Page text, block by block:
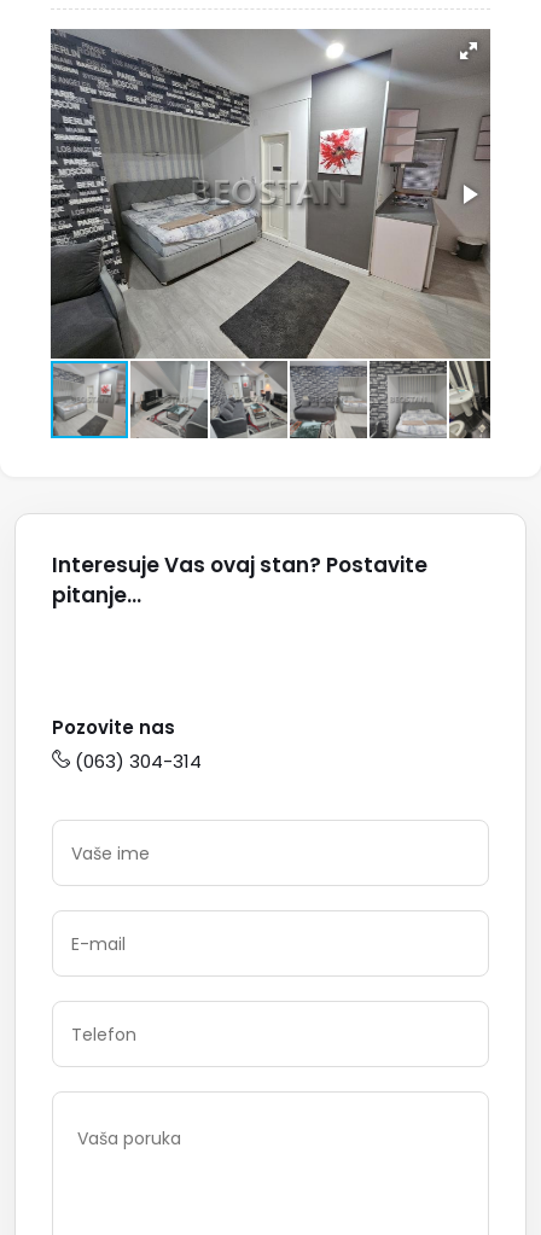
Interesuje Vas ovaj stan? Postavite
pitanje...
Pozovite nas
(063) 304-314